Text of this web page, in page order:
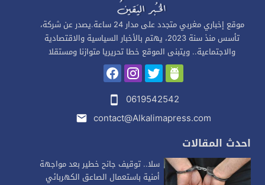
موقع إخباري مغربي متجدد على مدار 24 ساعة.يصدر عن شركة،
تأسس منذ سنة 2023، يهتم بالأخبار السياسية والاقتصادية
والاجتماعية.. ويتبنى الموقع خطا تحريريا متوازنا ومستقلا
0619542542
contact@Alkalimapress.com
احدث المقالات
سلا.. توقيف جانح خطير بعد مواجهة
أمنية باستعمال الصاعق الكهربائي